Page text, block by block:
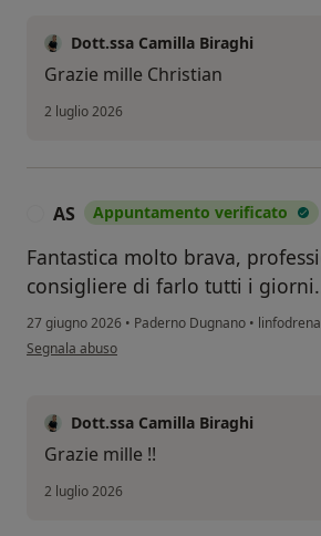
Dott.ssa Camilla Biraghi
Grazie mille Christian
2 luglio 2026
AS Appuntamento verificato
Fantastica molto brava,
consigliere di farlo tutti i
27 giugno 2026 • Paderno Dugnano •
secondo l'opinione dell'utente AS
Segnala abuso
Dott.ssa Camilla Biraghi
Grazie mille !!
2 luglio 2026